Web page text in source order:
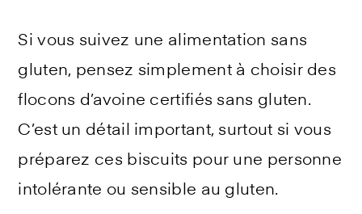
Si vous suivez une alimentation sans
gluten, pensez simplement à choisir des
flocons d’avoine certifiés sans gluten.
C’est un détail important, surtout si vous
préparez ces biscuits pour une personne
intolérante ou sensible au gluten.